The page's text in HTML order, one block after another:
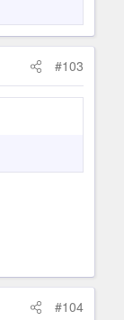
#103
#104